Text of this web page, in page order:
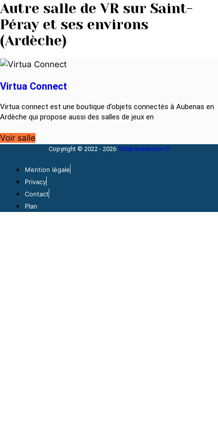
Autre salle de VR sur Saint-
Péray et ses environs
(Ardèche)
Virtua Connect
Virtua connect est une boutique d’objets connectés à Aubenas en
Ardèche qui propose aussi des salles de jeux en
Voir salle
Copyright © 2022 - 2026 Total-Immersion.fr
Mention légale
Privacy
Contact
Plan